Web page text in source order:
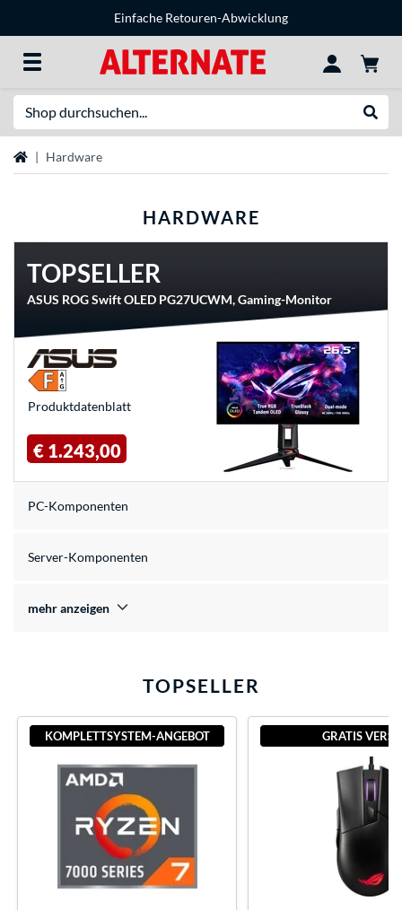
Einfache Retouren-Abwicklung
StartseiteHardware
HARDWARE
TOPSELLER
ASUS ROG Swift OLED PG27UCWM, Gaming-Monitor
Produkt­datenblatt
€ 1.243,00
PC-Komponenten
Server-Komponenten
mehr anzeigen
TOPSELLER
KOMPLETTSYSTEM-ANGEBOT GRATIS